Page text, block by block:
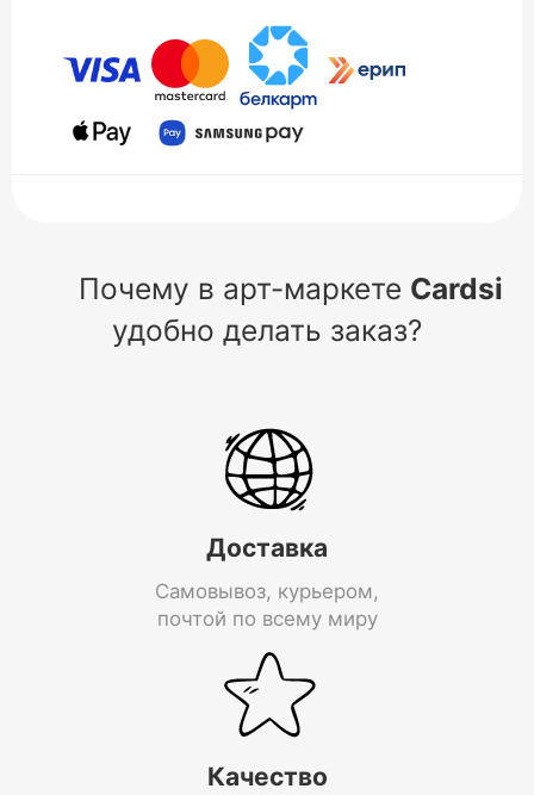
Почему в арт-маркете Cardsi
удобно делать заказ?
Доставка
Самовывоз, курьером,
почтой по всему миру
Качество